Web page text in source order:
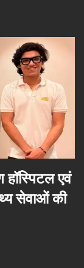
हॉस्पिटल एवं
सेवाओं की